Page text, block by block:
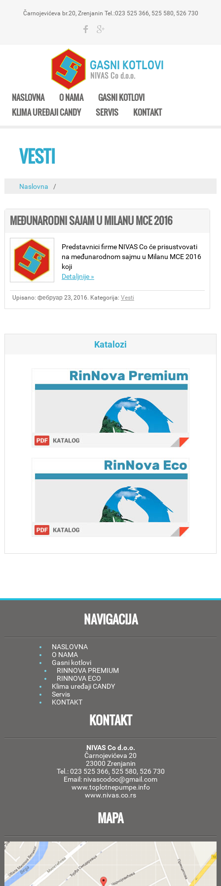
Čarnojevićeva br.20, Zrenjanin Tel.:023 525 366, 525 580, 526 730
NASLOVNA O NAMA
GASNI KOTLOVI
KLIMA UREĐAJI CANDY
SERVIS KONTAKT
VESTI
Naslovna /
MEĐUNARODNI SAJAM U MILANU MCE 2016
Predstavnici firme NIVAS Co će prisustvovati
na međunarodnom sajmu u Milanu MCE 2016
koji
Detaljnije »
Upisano: фебруар 23, 2016. Kategorija: Vesti
Katalozi
NAVIGACIJA
NASLOVNA
O NAMA
Gasni kotlovi
RINNOVA PREMIUM
RINNOVA ECO
Klima uređaji CANDY
Servis
KONTAKT
KONTAKT
NIVAS Co d.o.o.
Čarnojevićeva 20
23000 Zrenjanin
Tel.: 023 525 366, 525 580, 526 730
Email: nivascodoo@gmail.com
www.toplotnepumpe.info
www.nivas.co.rs
MAPA